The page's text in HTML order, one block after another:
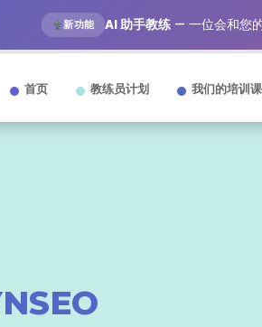
新功能 AI 助手教练 — 一位会和您
首页 教练员计划 我们的培训